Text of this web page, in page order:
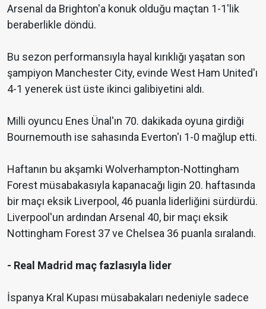
Arsenal da Brighton'a konuk olduğu maçtan 1-1'lik
beraberlikle döndü.
Bu sezon performansıyla hayal kırıklığı yaşatan son
şampiyon Manchester City, evinde West Ham United'ı
4-1 yenerek üst üste ikinci galibiyetini aldı.
Milli oyuncu Enes Ünal'ın 70. dakikada oyuna girdiği
Bournemouth ise sahasında Everton'ı 1-0 mağlup etti.
Haftanın bu akşamki Wolverhampton-Nottingham
Forest müsabakasıyla kapanacağı ligin 20. haftasında
bir maçı eksik Liverpool, 46 puanla liderliğini sürdürdü.
Liverpool'un ardından Arsenal 40, bir maçı eksik
Nottingham Forest 37 ve Chelsea 36 puanla sıralandı.
- Real Madrid maç fazlasıyla lider
İspanya Kral Kupası müsabakaları nedeniyle sadece